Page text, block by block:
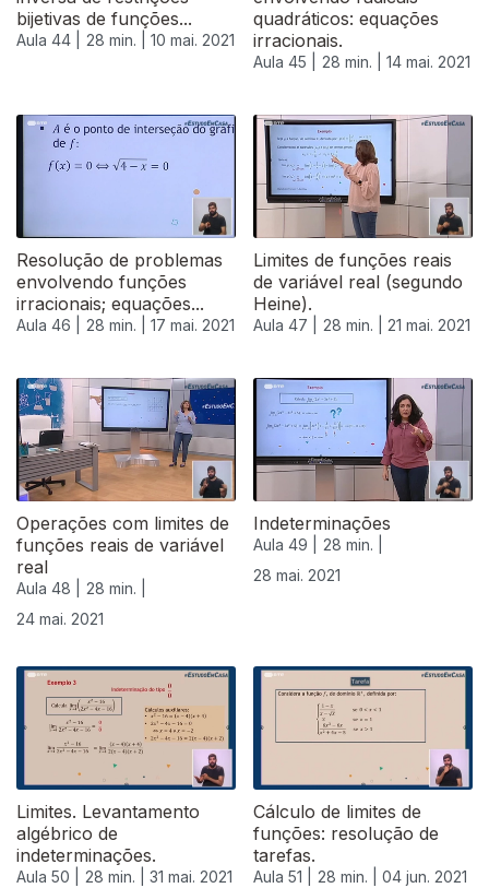
bijetivas de funções...
Aula 44 | 28 min. | 10 mai. 2021
quadráticos: equações
irracionais.
Aula 45 | 28 min. | 14 mai. 2021
Resolução de problemas
envolvendo funções
irracionais; equações...
Aula 46 | 28 min. | 17 mai. 2021
Limites de funções reais
de variável real (segundo
Heine).
Aula 47 | 28 min. | 21 mai. 2021
Operações com limites de
funções reais de variável
real
Aula 48 |
28 min. |
24 mai. 2021
Indeterminações
Aula 49 |
28 min. |
28 mai. 2021
Limites. Levantamento
algébrico de
indeterminações.
Aula 50 | 28 min. | 31 mai. 2021
Cálculo de limites de
funções: resolução de
tarefas.
Aula 51 | 28 min. | 04 jun. 2021